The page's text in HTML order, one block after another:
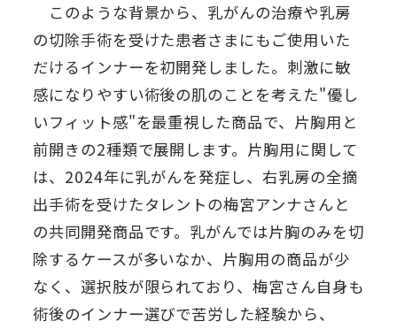
このような背景から、乳がんの治療や乳房
の切除手術を受けた患者さまにもご使用いた
だけるインナーを初開発しました。刺激に敏
感になりやすい術後の肌のことを考えた"優し
いフィット感"を最重視した商品で、片胸用と
前開きの2種類で展開します。片胸用に関して
は、2024年に乳がんを発症し、右乳房の全摘
出手術を受けたタレントの梅宮アンナさんと
の共同開発商品です。乳がんでは片胸のみを切
除するケースが多いなか、片胸用の商品が少
なく、選択肢が限られており、梅宮さん自身も
術後のインナー選びで苦労した経験から、